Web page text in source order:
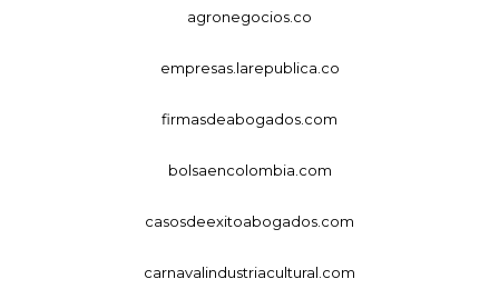
agronegocios.co
empresas.larepublica.co
firmasdeabogados.com
bolsaencolombia.com
casosdeexitoabogados.com
carnavalindustriacultural.com